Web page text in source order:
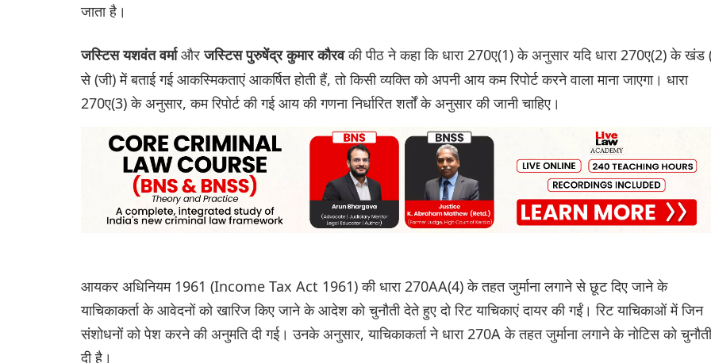
जाता है।
जस्टिस यशवंत वर्मा औरजस्टिस पुरुषेंद्र कुमार कौरवकी पीठ ने कहा कि धारा 270ए(1) के अनुसार यदि धारा 270ए(2) के खंड
से (जी) में बताई गई आकस्मिकताएं आकर्षित होती हैं, तो किसी व्यक्ति को अपनी आय कम रिपोर्ट करने वाला माना जाएगा। धारा
270ए(3) के अनुसार, कम रिपोर्ट की गई आय की गणना निर्धारित शर्तों के अनुसार की जानी चाहिए।
आयकर अधिनियम 1961 (Income Tax Act 1961) की धारा 270AA(4) के तहत जुर्माना लगाने से छूट दिए जाने के
याचिकाकर्ता के आवेदनों को खारिज किए जाने के आदेश को चुनौती देते हुए दो रिट याचिकाएं दायर की गईं। रिट याचिकाओं में जिन
संशोधनों को पेश करने की अनुमति दी गई। उनके अनुसार, याचिकाकर्ता ने धारा 270A के तहत जुर्माना लगाने के नोटिस को चुनौती
दी है।